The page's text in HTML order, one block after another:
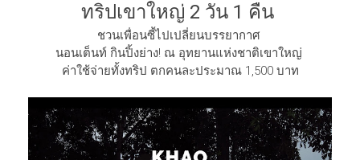
ทริปเขาใหญ่ 2 วัน 1 คืน
ชวนเพื่อนซี้ไปเปลี่ยนบรรยากาศ
นอนเต็นท์ กินปิ้งย่าง! ณ อุทยานแห่งชาติเขาใหญ่
ค่าใช้จ่ายทั้งทริป ตกคนละประมาณ 1,500 บาท